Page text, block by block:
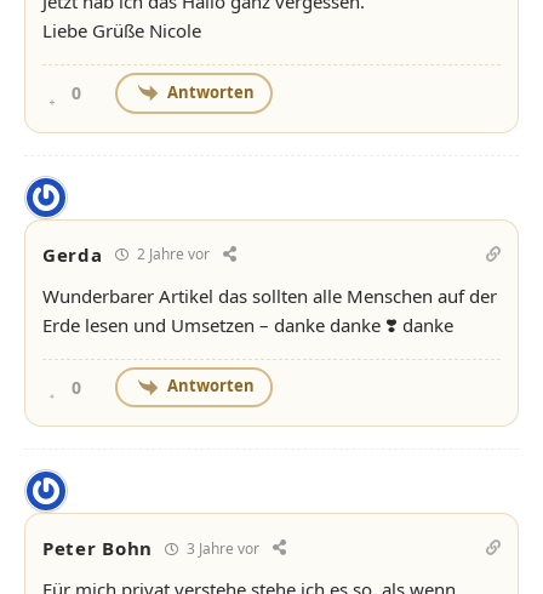
Liebe Grüße Nicole
0 Antworten
Gerda 2 Jahre vor
Wunderbarer Artikel das sollten alle Menschen auf der
Erde lesen und Umsetzen – danke danke ❣️ danke
0 Antworten
Peter Bohn 3 Jahre vor